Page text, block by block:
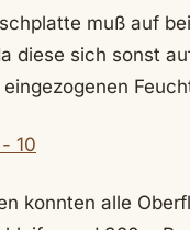
muß auf
diese sich sonst
konnten alle